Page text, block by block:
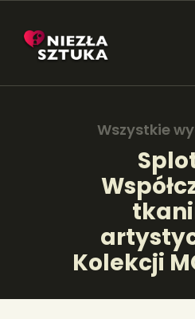
Wszystkie
Kolekcji
NIEZŁA
AKTUALNOŚCI
WYDARZENIA
ARTYKUŁY
INSPIRACJE